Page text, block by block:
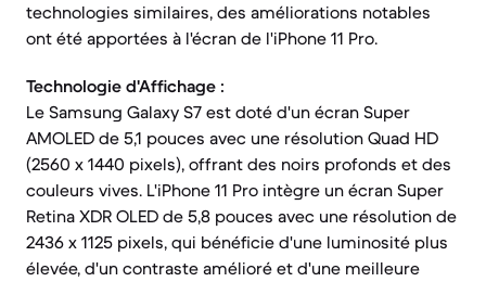
technologies similaires, des améliorations notables
ont été apportées à l'écran de l'iPhone 11 Pro.
Technologie d'Affichage :
Le Samsung Galaxy S7 est doté d'un écran Super
AMOLED de 5,1 pouces avec une résolution Quad HD
(2560 x 1440 pixels), offrant des noirs profonds et des
couleurs vives. L'iPhone 11 Pro intègre un écran Super
Retina XDR OLED de 5,8 pouces avec une résolution de
2436 x 1125 pixels, qui bénéficie d'une luminosité plus
élevée, d'un contraste amélioré et d'une meilleure